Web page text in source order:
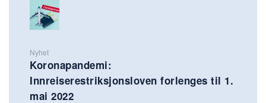
Nyhet
Koronapandemi:
Innreiserestriksjonsloven forlenges til 1.
mai 2022